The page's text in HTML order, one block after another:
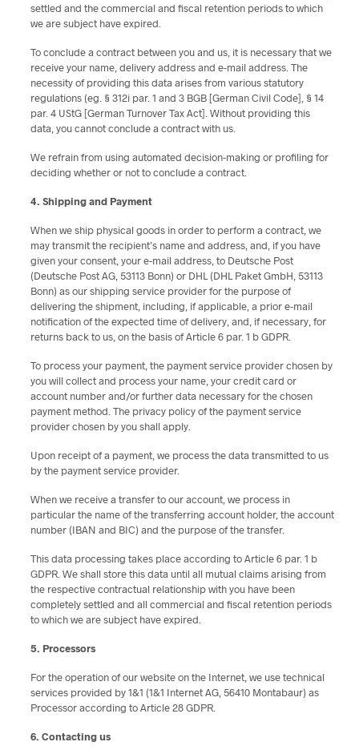
settled and the commercial and fiscal retention periods to which
we are subject have expired.
To conclude a contract between you and us, it is necessary that we
receive your name, delivery address and e-mail address. The
necessity of providing this data arises from various statutory
regulations (eg. § 312i par. 1 and 3 BGB [German Civil Code], § 14
par. 4 UStG [German Turnover Tax Act]. Without providing this
data, you cannot conclude a contract with us.
We refrain from using automated decision-making or profiling for
deciding whether or not to conclude a contract.
4. Shipping and Payment
When we ship physical goods in order to perform a contract, we
may transmit the recipient’s name and address, and, if you have
given your consent, your e-mail address, to Deutsche Post
(Deutsche Post AG, 53113 Bonn) or DHL (DHL Paket GmbH, 53113
Bonn) as our shipping service provider for the purpose of
delivering the shipment, including, if applicable, a prior e-mail
notification of the expected time of delivery, and, if necessary, for
returns back to us, on the basis of Article 6 par. 1 b GDPR.
To process your payment, the payment service provider chosen by
you will collect and process your name, your credit card or
account number and/or further data necessary for the chosen
payment method. The privacy policy of the payment service
provider chosen by you shall apply.
Upon receipt of a payment, we process the data transmitted to us
by the payment service provider.
When we receive a transfer to our account, we process in
particular the name of the transferring account holder, the account
number (IBAN and BIC) and the purpose of the transfer.
This data processing takes place according to Article 6 par. 1 b
GDPR. We shall store this data until all mutual claims arising from
the respective contractual relationship with you have been
completely settled and all commercial and fiscal retention periods
to which we are subject have expired.
5. Processors
For the operation of our website on the Internet, we use technical
services provided by 1&1 (1&1 Internet AG, 56410 Montabaur) as
Processor according to Article 28 GDPR.
6. Contacting us